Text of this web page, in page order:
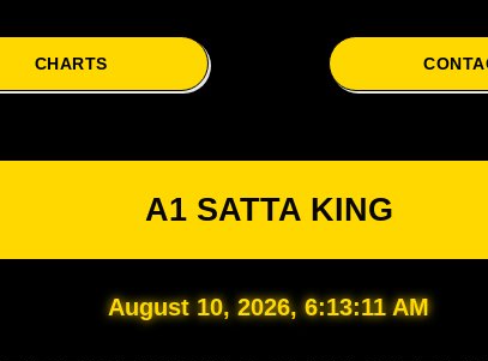
CHARTS
A1 SATTA KING
August 10, 2026, 6:13:12 AM